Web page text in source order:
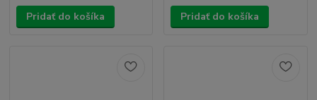
Pridať do košíka Pridať do košíka